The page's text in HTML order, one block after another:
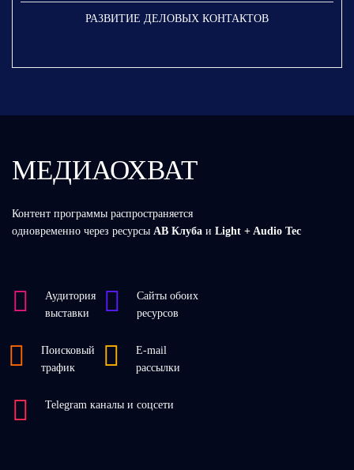
РАЗВИТИЕ ДЕЛОВЫХ КОНТАКТОВ
МЕДИАОХВАТ
Контент программы распространяется
одновременно через ресурсы АВ Клуба и Light + Audio Tec
Аудитория
выставки
Сайты обоих
ресурсов
Поисковый
трафик
Е-mail
рассылки
Telegram каналы и соцсети